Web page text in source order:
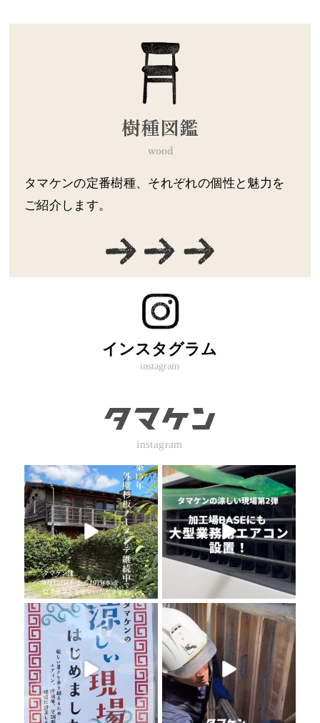
タマケンの定番樹種、それぞれの個性と魅力を
ご紹介します。
インスタグラム
instagram
instagram